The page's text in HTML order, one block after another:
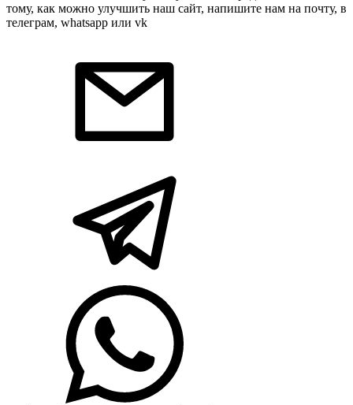
тому, как можно улучшить наш сайт, напишите нам на почту, в
телеграм, whatsapp или vk